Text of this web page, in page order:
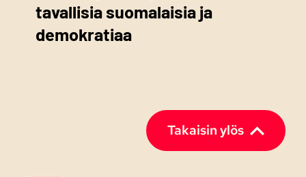
tavallisia suomalaisia ja
demokratiaa
Takaisin ylös